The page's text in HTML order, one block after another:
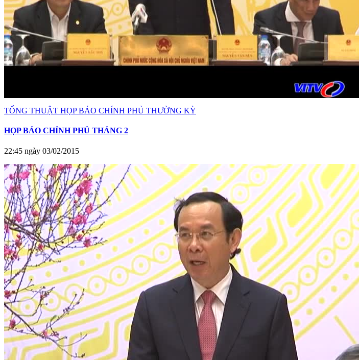
TỔNG THUẬT HỌP BÁO CHÍNH PHỦ THƯỜNG KỲ
HỌP BÁO CHÍNH PHỦ THÁNG 2
22:45 ngày 03/02/2015